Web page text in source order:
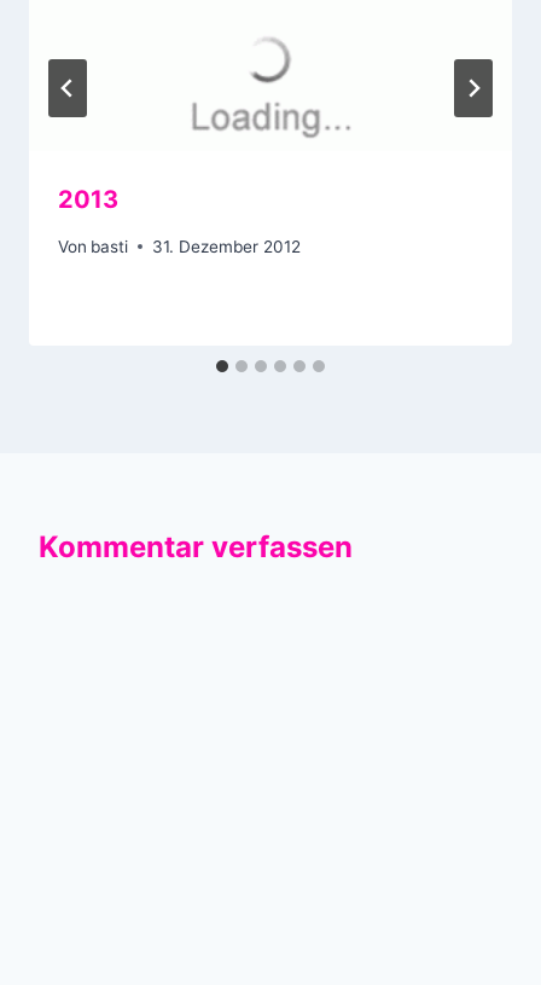
2013
Von basti 31. Dezember 2012
Kommentar verfassen